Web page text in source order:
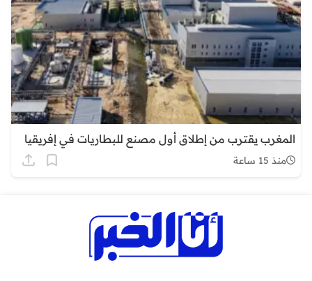
المغرب يقترب من إطلاق أول مصنع للبطاريات في إفريقيا
منذ 15 ساعة